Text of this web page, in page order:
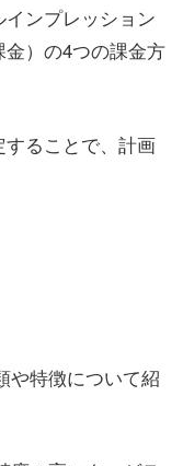
ンプレッション
）の4つの課金方
ることで、計画
や特徴について紹